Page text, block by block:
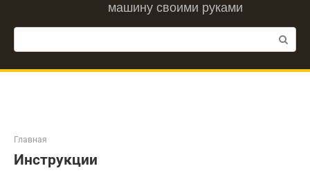
машину своими руками
Поиск:
Главная
Инструкции